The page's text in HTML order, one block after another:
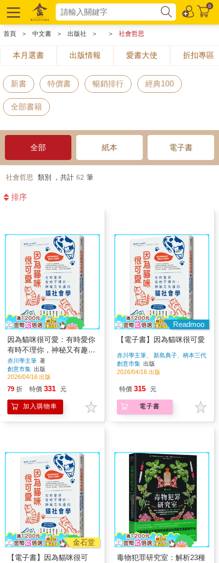
0
首頁 ＞ 中文書 ＞ 出版社 ＞ ＞ 社會哲思
本月選書 出版情報 愛書大使 折扣專區
新書 特價書 暢銷排行 經典100
全部書籍
全部 紙本 電子書
社會哲思 類別 ，共計 62 筆
排序
因為貓咪很可愛：有時愛你
有時不理你，神秘又有趣的
貓社會學
赤川學主筆 著
創意市集 出版
2026/04/16 出版
79 折 特價 331 元
加入購物車
Readmoo
【電子書】因為貓咪很可愛
赤川學主筆、 新島典子、柄本三代
子、秦美香子、出口剛司、齋藤環
著
創意市集 出版
2026/04/16 出版
特價 315 元
電子書
金石堂
【電子書】因為貓咪很可
毒物犯罪研究室：解析23種